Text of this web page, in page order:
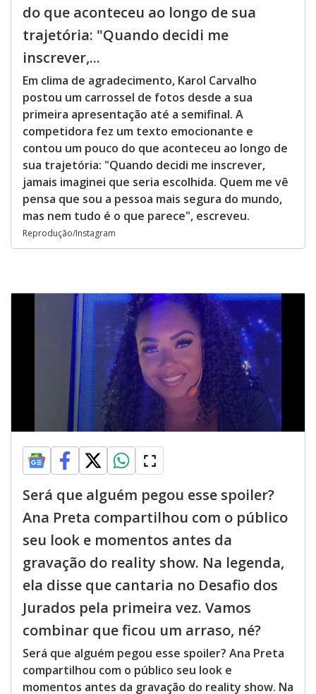
do que aconteceu ao longo de sua
trajetória: "Quando decidi me
inscrever,...
Em clima de agradecimento, Karol Carvalho
postou um carrossel de fotos desde a sua
primeira apresentação até a semifinal. A
competidora fez um texto emocionante e
contou um pouco do que aconteceu ao longo de
sua trajetória: "Quando decidi me inscrever,
jamais imaginei que seria escolhida. Quem me vê
pensa que sou a pessoa mais segura do mundo,
mas nem tudo é o que parece", escreveu.
Reprodução/Instagram
Será que alguém pegou esse spoiler?
Ana Preta compartilhou com o público
seu look e momentos antes da
gravação do reality show. Na legenda,
ela disse que cantaria no Desafio dos
Jurados pela primeira vez. Vamos
combinar que ficou um arraso, né?
Será que alguém pegou esse spoiler? Ana Preta
compartilhou com o público seu look e
momentos antes da gravação do reality show. Na